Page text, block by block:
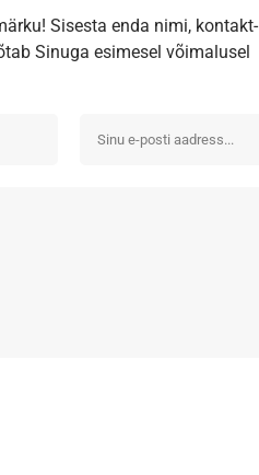
Sisesta enda nimi, kontakt-
Sinuga esimesel võimalusel